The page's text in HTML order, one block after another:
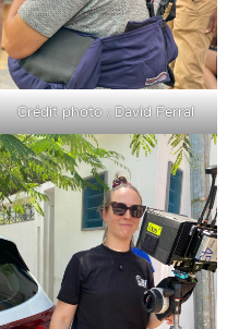
Crédit photo : David Ferral